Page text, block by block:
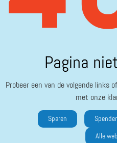
Pagina
Probeer een van de volgende
met onze
Sparen
Alle